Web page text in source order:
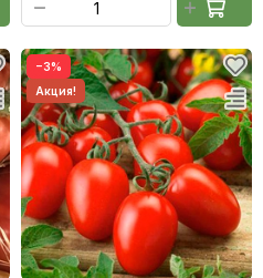
−3%